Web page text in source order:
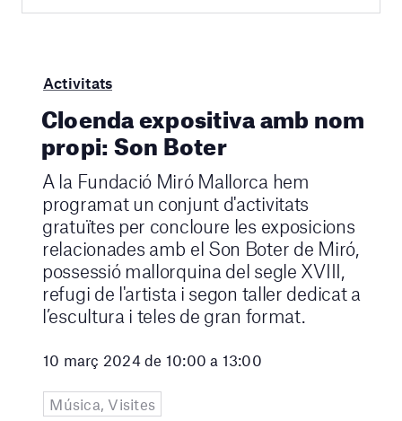
Activitats
Cloenda expositiva amb nom
propi: Son Boter
A la Fundació Miró Mallorca hem
programat un conjunt d'activitats
gratuïtes per concloure les exposicions
relacionades amb el Son Boter de Miró,
possessió mallorquina del segle XVIII,
refugi de l'artista i segon taller dedicat a
l’escultura i teles de gran format.
10 març 2024 de 10:00 a 13:00
Música, Visites